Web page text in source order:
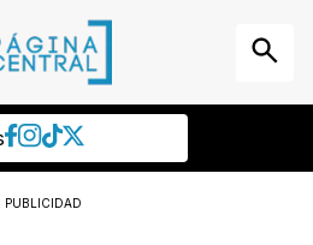
PUBLICIDAD